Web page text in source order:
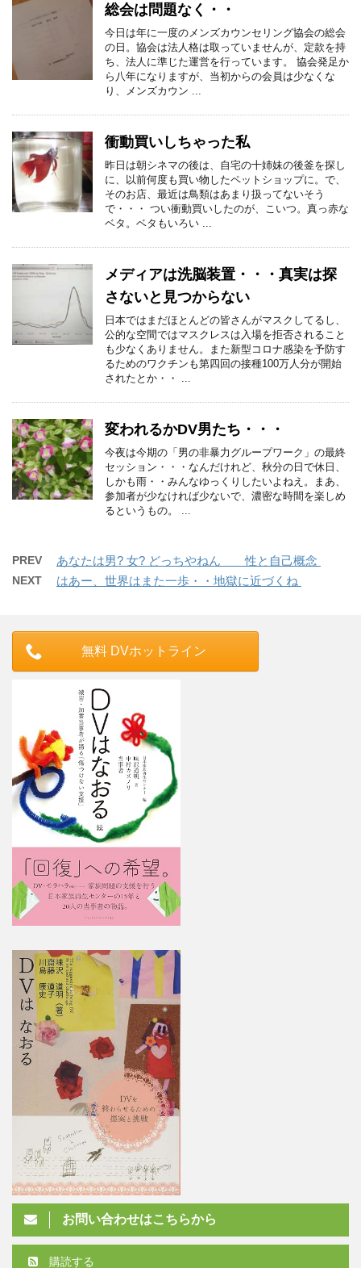
総会は問題なく・・
今日は年に一度のメンズカウンセリング協会の総会
の日。協会は法人格は取っていませんが、定款を持
ち、法人に準じた運営を行っています。 協会発足か
ら八年になりますが、当初からの会員は少なくな
り、メンズカウン ...
衝動買いしちゃった私
昨日は朝シネマの後は、自宅の十姉妹の後釜を探し
に、以前何度も買い物したペットショップに。で、
そのお店、最近は鳥類はあまり扱ってないそう
で・・・ つい衝動買いしたのが、こいつ。真っ赤な
ベタ。ベタもいろい ...
メディアは洗脳装置・・・真実は探
さないと見つからない
日本ではまだほとんどの皆さんがマスクしてるし、
公的な空間ではマスクレスは入場を拒否されること
も少なくありません。また新型コロナ感染を予防す
るためのワクチンも第四回の接種100万人分が開始
されたとか・・ ...
変われるかDV男たち・・・
今夜は今期の「男の非暴力グループワーク」の最終
セッション・・・なんだけれど、秋分の日で休日、
しかも雨・・みんなゆっくりしたいよねえ。まあ、
参加者が少なければ少ないで、濃密な時間を楽しめ
るというもの。 ...
PREV あなたは男? 女? どっちやねん 性と自己概念
NEXT はあー、世界はまた一歩・・地獄に近づくね
無料 DVホットライン
お問い合わせはこちらから
購読する